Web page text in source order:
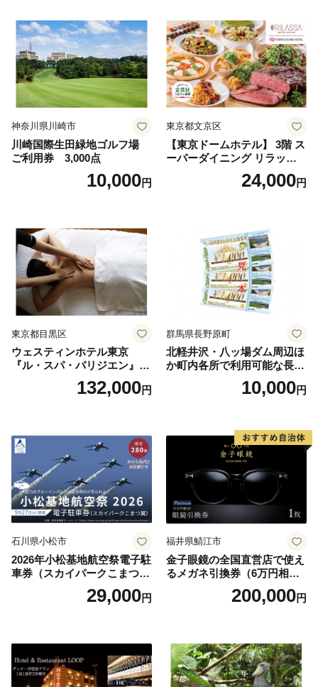
神奈川県川崎市
川崎国際生田緑地ゴルフ場
ご利用券 3,000点
10,000円
東京都文京区
【東京ドームホテル】 3階 ス
ーパーダイニング リラッサ
ランチブッフェ お食事券 大
人1名様分 関東 東京 ご利用
24,000円
東京都目黒区
ウェスティンホテル東京
『ル・スパ・パリジエン』選
べるボディセラピー90分/1名
132,000円
群馬県長野原町
北軽井沢・八ッ場ダム周辺ほ
か町内各所で利用可能な長野
原町ふるさと感謝券（3,000
円分）【トラベル 観光 旅行
10,000円
石川県小松市
2026年小松基地航空祭電子駐
車券（スカイパークこまつ
翼） 駐車場 シャトルバスの
りばすぐ 石川県 小松市
29,000円
福井県鯖江市
金子眼鏡の全国直営店で使え
るメガネ引換券（6万円相
当） Platinum200,000円